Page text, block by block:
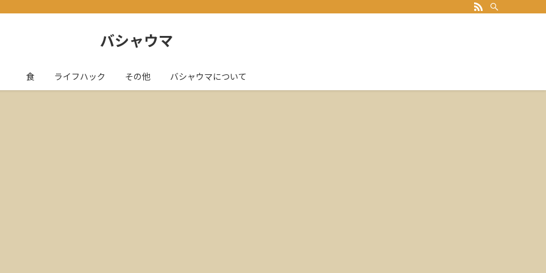
バシャウマ
食 ライフハック その他 バシャウマについて